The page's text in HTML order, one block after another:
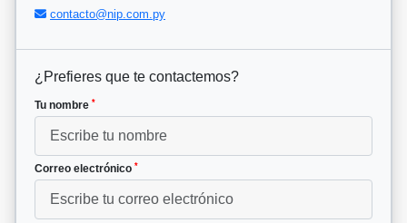
contacto@nip.com.py
¿Prefieres que te contactemos?
Tu nombre *
Correo electrónico *